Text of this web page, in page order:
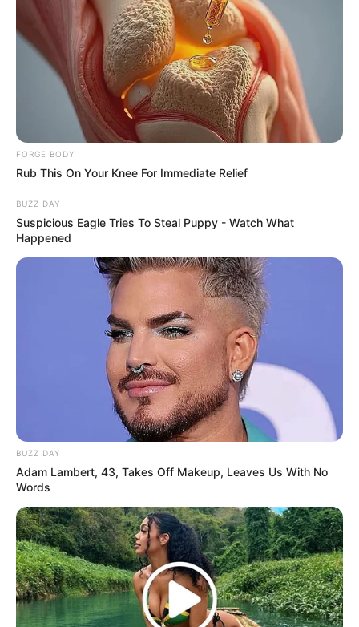
The Chapel Of Sound Amphitheater - Architectural
Marvels
BRAINBERRIES
10 World Cup 2026 Facts Every Football Fan Should
The Most Surprising Things About FIFA World Cup
2026
BRAINBERRIES
FORGE BODY
Rub This On Your Knee For Immediate Relief
BUZZ DAY
Suspicious Eagle Tries To Steal Puppy - Watch What
Happened
BUZZ DAY
Adam Lambert, 43, Takes Off Makeup, Leaves Us With No
Words